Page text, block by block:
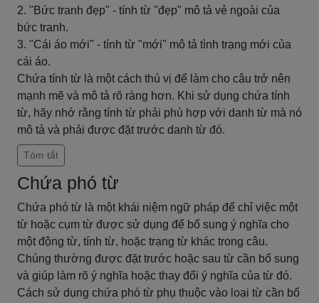
2. "Bức tranh đẹp" - tính từ "đẹp" mô tả vẻ ngoài của
bức tranh.
3. "Cái áo mới" - tính từ "mới" mô tả tình trạng mới của
cái áo.
Chứa tính từ là một cách thú vị để làm cho câu trở nên
mạnh mẽ và mô tả rõ ràng hơn. Khi sử dụng chứa tính
từ, hãy nhớ rằng tính từ phải phù hợp với danh từ mà nó
mô tả và phải được đặt trước danh từ đó.
Tóm tắt
Chứa phó từ
Chứa phó từ là một khái niệm ngữ pháp để chỉ việc một
từ hoặc cụm từ được sử dụng để bổ sung ý nghĩa cho
một động từ, tính từ, hoặc trạng từ khác trong câu.
Chúng thường được đặt trước hoặc sau từ cần bổ sung
và giúp làm rõ ý nghĩa hoặc thay đổi ý nghĩa của từ đó.
Cách sử dụng chứa phó từ phụ thuộc vào loại từ cần bổ